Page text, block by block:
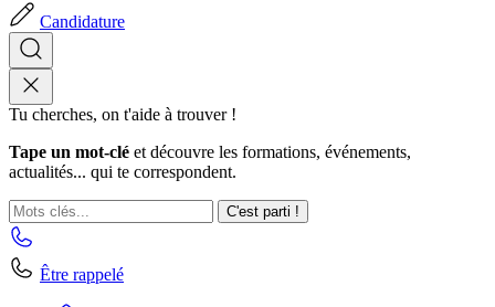
Candidature
Tu cherches, on t'aide à trouver !
Tape un mot-clé et découvre les formations, événements,
actualités... qui te correspondent.
C'est parti !
Être rappelé